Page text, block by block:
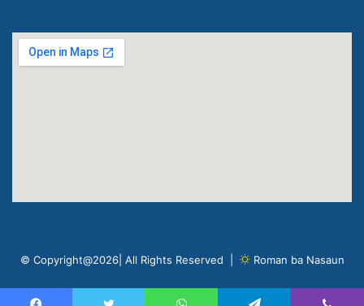
© Copyright@2026| All Rights Reserved | Roman ba Nasaun